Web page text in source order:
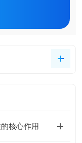
核心作用